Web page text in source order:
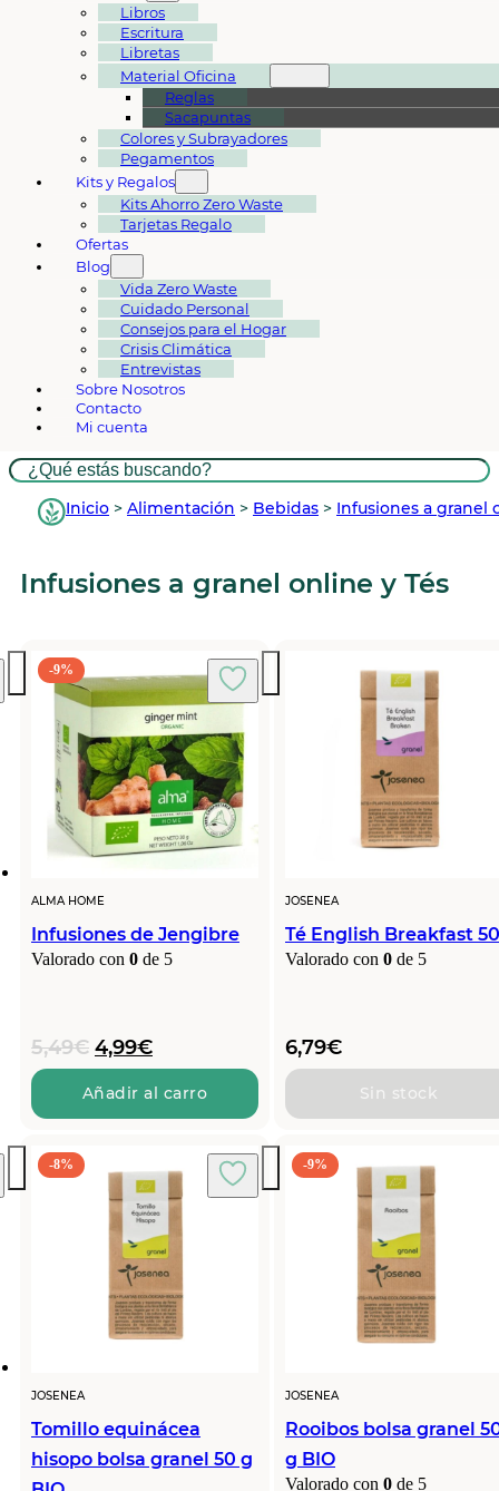
Libros
Escritura
Libretas
Material Oficina
Reglas
Sacapuntas
Colores y Subrayadores
Pegamentos
Kits y Regalos
Kits Ahorro Zero Waste
Tarjetas Regalo
Ofertas
Blog
Vida Zero Waste
Cuidado Personal
Consejos para el Hogar
Crisis Climática
Entrevistas
Sobre Nosotros
Contacto
Mi cuenta
Buscar
Inicio > Alimentación > Bebidas > Infusiones a granel
Infusiones a granel online y Tés
-9%
ALMA HOME
Infusiones de Jengibre
Valorado con 0 de 5
5,49€ El
precio
original
era:
4,99€El
precio
actual
es:
Añadir al carro
JOSENEA
Té English Breakfast
Valorado con 0 de 5
6,79€
Sin stock
-8%
JOSENEA
Tomillo equinácea
hisopo bolsa granel 50 g
-9%
JOSENEA
Rooibos bolsa granel
g BIO
Valorado con 0 de 5